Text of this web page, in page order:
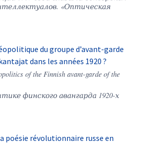
«Оптическая
du groupe d’avant-garde
dans les années 1920 ?
of the Finnish avant-garde of the
финского авангарда 1920-х
poésie révolutionnaire russe en